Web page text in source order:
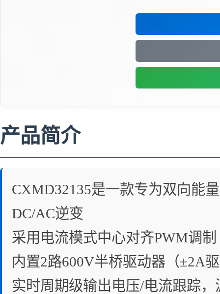
产品简介
CXMD32135是一款专为双向能
DC/AC逆变
采用电流模式中心对齐PWM调
内置2路600V半桥驱动器（±2A
实时周期级输出电压/电流跟踪，